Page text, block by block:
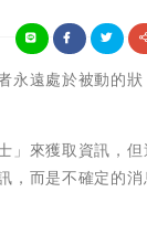
永遠處於被動的狀
」來獲取資訊，但
，而是不確定的消